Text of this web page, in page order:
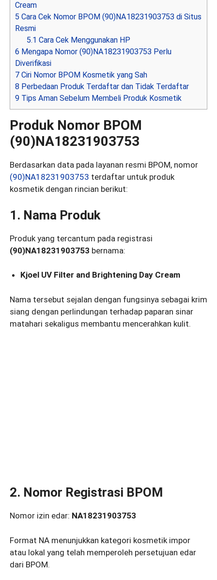
Cream
5 Cara Cek Nomor BPOM (90)NA18231903753 di Situs
Resmi
5.1 Cara Cek Menggunakan HP
6 Mengapa Nomor (90)NA18231903753 Perlu
Diverifikasi
7 Ciri Nomor BPOM Kosmetik yang Sah
8 Perbedaan Produk Terdaftar dan Tidak Terdaftar
9 Tips Aman Sebelum Membeli Produk Kosmetik
Produk Nomor BPOM
(90)NA18231903753
Berdasarkan data pada layanan resmi BPOM, nomor
(90)NA18231903753 terdaftar untuk produk
kosmetik dengan rincian berikut:
1. Nama Produk
Produk yang tercantum pada registrasi
(90)NA18231903753 bernama:
Kjoel UV Filter and Brightening Day Cream
Nama tersebut sejalan dengan fungsinya sebagai krim
siang dengan perlindungan terhadap paparan sinar
matahari sekaligus membantu mencerahkan kulit.
2. Nomor Registrasi BPOM
Nomor izin edar: NA18231903753
Format NA menunjukkan kategori kosmetik impor
atau lokal yang telah memperoleh persetujuan edar
dari BPOM.